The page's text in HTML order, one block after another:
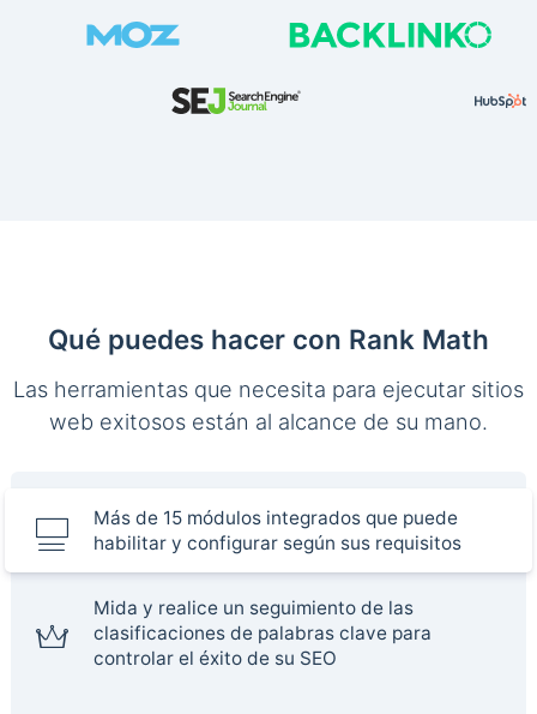
Qué puedes hacer con Rank Math
Las herramientas que necesita para ejecutar sitios
web exitosos están al alcance de su mano.
Más de 15 módulos integrados que puede
habilitar y configurar según sus requisitos
Mida y realice un seguimiento de las
clasificaciones de palabras clave para
controlar el éxito de su SEO